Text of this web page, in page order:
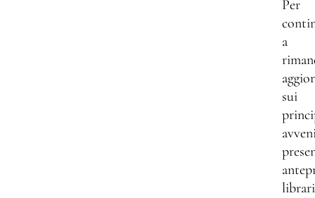
Per
a
sui